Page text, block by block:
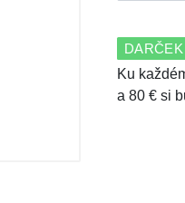
Ku
a 80 € si